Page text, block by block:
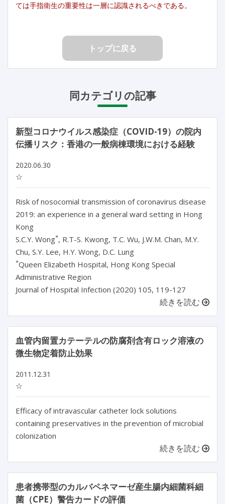
ては手指衛生の重要性は一層に認識されるべきである。
トップに戻る
同カテゴリの記事
新型コロナウイルス感染症（COVID-19）の院内
伝播リスク：香港の一般病棟環境における経験
2020.06.30
☆
Risk of nosocomial transmission of coronavirus disease
2019: an experience in a general ward setting in Hong
Kong
S.C.Y. Wong*, R.T-S. Kwong, T.C. Wu, J.W.M. Chan, M.Y.
Chu, S.Y. Lee, H.Y. Wong, D.C. Lung
*Queen Elizabeth Hospital, Hong Kong Special
Administrative Region
Journal of Hospital Infection (2020) 105, 119-127
続きを読む
血管内留置カテーテルの防腐剤含有ロック溶液の
微生物定着防止効果
2011.12.31
☆
Efficacy of intravascular catheter lock solutions
containing preservatives in the prevention of microbial
colonization
続きを読む
患者携帯型のカルバペネマーゼ産生腸内細菌科細
菌（CPE）警告カードの評価